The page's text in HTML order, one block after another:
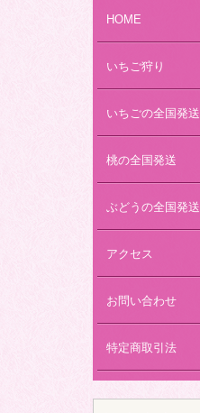
HOME
いちご狩り
いちごの全国発送
桃の全国発送
ぶどうの全国発送
アクセス
お問い合わせ
特定商取引法